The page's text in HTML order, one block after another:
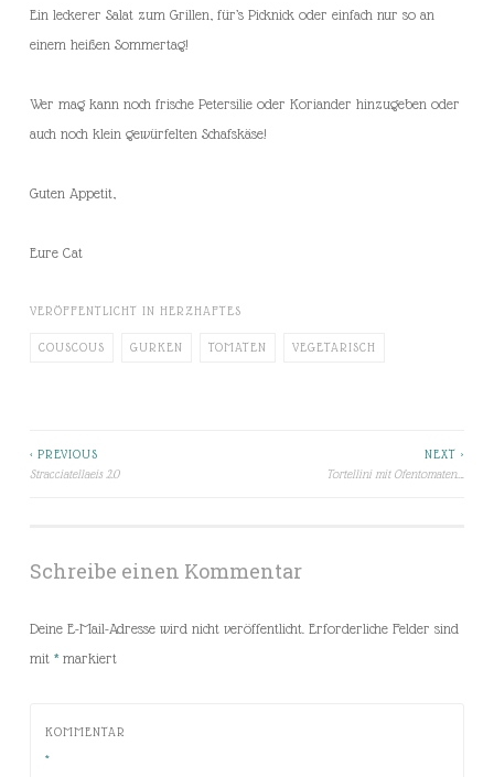
Ein leckerer Salat zum Grillen, für’s Picknick oder einfach nur so an
einem heißen Sommertag!
Wer mag kann noch frische Petersilie oder Koriander hinzugeben oder
auch noch klein gewürfelten Schafskäse!
Guten Appetit,
Eure Cat
VERÖFFENTLICHT IN HERZHAFTES
COUSCOUS GURKEN TOMATEN VEGETARISCH
Beitragsnavigation
< PREVIOUS
Stracciatellaeis 2.0
NEXT >
Tortellini mit Ofentomaten….
Schreibe einen Kommentar
Deine E-Mail-Adresse wird nicht veröffentlicht. Erforderliche Felder sind
mit *markiert
KOMMENTAR
*